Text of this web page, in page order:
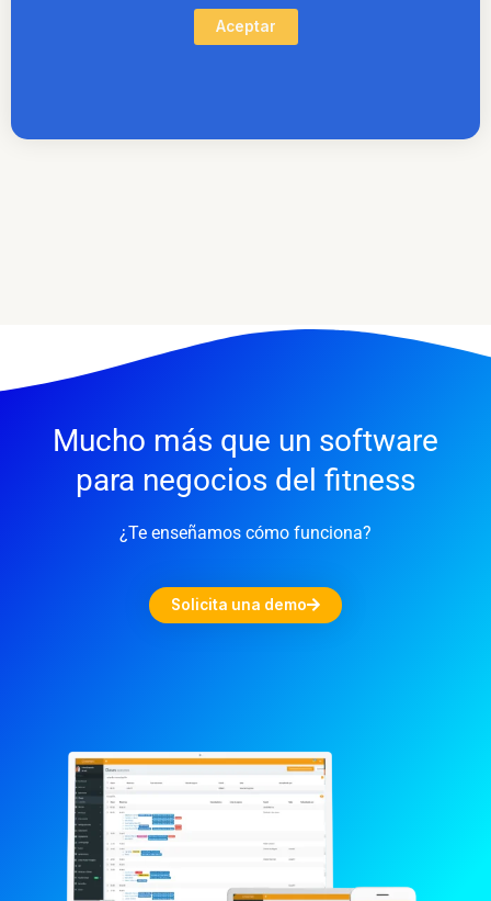
Aceptar
Mucho más que un software
para negocios del fitness
¿Te enseñamos cómo funciona?
Solicita una demo